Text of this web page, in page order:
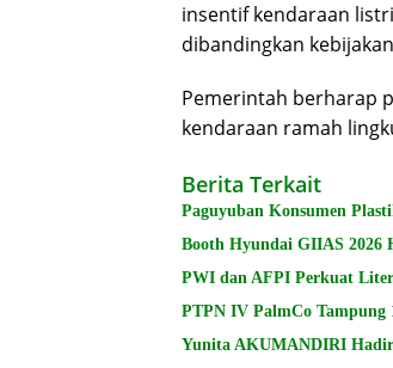
insentif kendaraan
dibandingkan
Pemerintah berharap
kendaraan ramah
Berita Terkait
Paguyuban Konsumen
Booth Hyundai GIIAS 2026
PWI dan AFPI Perkuat
PTPN IV PalmCo Tampung
Yunita AKUMANDIRI